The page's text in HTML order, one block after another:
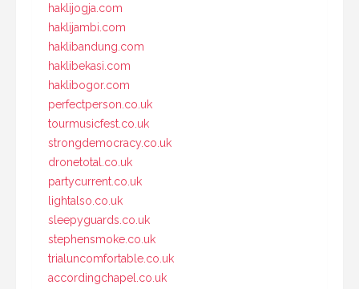
haklijogja.com
haklijambi.com
haklibandung.com
haklibekasi.com
haklibogor.com
perfectperson.co.uk
tourmusicfest.co.uk
strongdemocracy.co.uk
dronetotal.co.uk
partycurrent.co.uk
lightalso.co.uk
sleepyguards.co.uk
stephensmoke.co.uk
trialuncomfortable.co.uk
accordingchapel.co.uk